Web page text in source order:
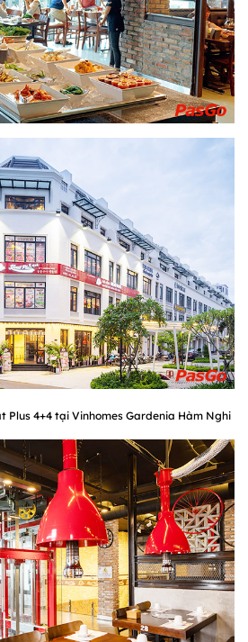
Plus 4+4 tại Vinhomes Gardenia Hàm Nghi